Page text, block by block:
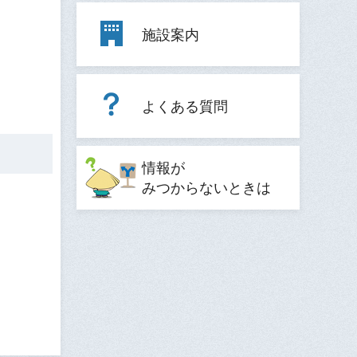
施設案内
よくある質問
情報が
みつからないときは